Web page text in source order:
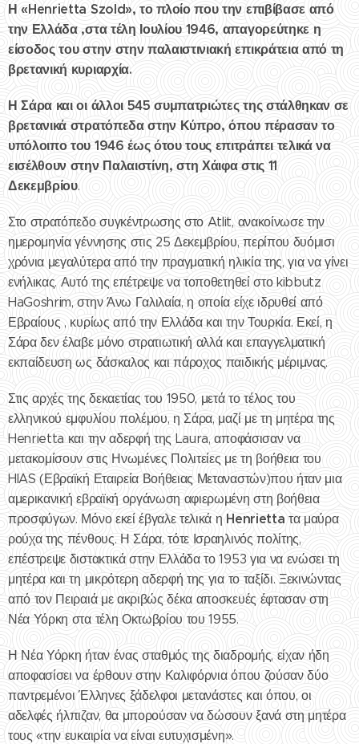
Η «Henrietta Szold», το πλοίο που την επιβίβασε από
την Ελλάδα ,στα τέλη Ιουλίου 1946, απαγορεύτηκε η
είσοδος του στην στην παλαιστινιακή επικράτεια από τη
βρετανική κυριαρχία.
Η Σάρα και οι άλλοι 545 συμπατριώτες της στάλθηκαν σε
βρετανικά στρατόπεδα στην Κύπρο, όπου πέρασαν το
υπόλοιπο του 1946 έως ότου τους επιτράπει τελικά να
εισέλθουν στην Παλαιστίνη, στη Χάιφα στις 11
Δεκεμβρίου.
Στο στρατόπεδο συγκέντρωσης στο Atlit, ανακοίνωσε την
ημερομηνία γέννησης στις 25 Δεκεμβρίου, περίπου δυόμισι
χρόνια μεγαλύτερα από την πραγματική ηλικία της, για να γίνει
ενήλικας. Αυτό της επέτρεψε να τοποθετηθεί στο kibbutz
HaGoshrim, στην Άνω Γαλιλαία, η οποία είχε ιδρυθεί από
Εβραίους , κυρίως από την Ελλάδα και την Τουρκία. Εκεί, η
Σάρα δεν έλαβε μόνο στρατιωτική αλλά και επαγγελματική
εκπαίδευση ως δάσκαλος και πάροχος παιδικής μέριμνας.
Στις αρχές της δεκαετίας του 1950, μετά το τέλος του
ελληνικού εμφυλίου πολέμου, η Σάρα, μαζί με τη μητέρα της
Henrietta και την αδερφή της Laura, αποφάσισαν να
μετακομίσουν στις Ηνωμένες Πολιτείες με τη βοήθεια του
HIAS (Εβραϊκή Εταιρεία Βοήθειας Μεταναστών)που ήταν μια
αμερικανική εβραϊκή οργάνωση αφιερωμένη στη βοήθεια
προσφύγων. Μόνο εκεί έβγαλε τελικά η Henrietta τα μαύρα
ρούχα της πένθους. Η Σάρα, τότε Ισραηλινός πολίτης,
επέστρεψε διστακτικά στην Ελλάδα το 1953 για να ενώσει τη
μητέρα και τη μικρότερη αδερφή της για το ταξίδι. Ξεκινώντας
από τον Πειραιά με ακριβώς δέκα αποσκευές έφτασαν στη
Νέα Υόρκη στα τέλη Οκτωβρίου του 1955.
Η Νέα Υόρκη ήταν ένας σταθμός της διαδρομής, είχαν ήδη
αποφασίσει να έρθουν στην Καλιφόρνια όπου ζούσαν δύο
παντρεμένοι Έλληνες ξάδελφοι μετανάστες και όπου, οι
αδελφές ήλπιζαν, θα μπορούσαν να δώσουν ξανά στη μητέρα
τους «την ευκαιρία να είναι ευτυχισμένη».